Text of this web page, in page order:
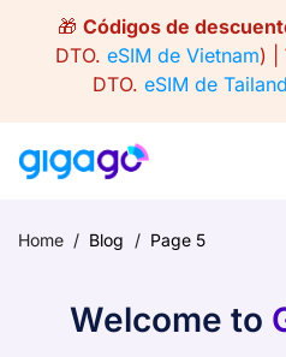
🎁 Códigos de
DTO. eSIM de Vietnam) |
DTO. eSIM de
Home / Blog / Page 5
Welcome to